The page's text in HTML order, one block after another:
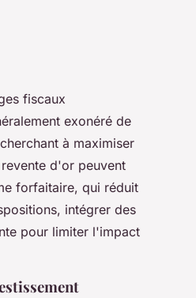
fiscaux
exonéré de
à maximiser
d'or peuvent
forfaitaire, qui réduit
intégrer des
pour limiter l'impact